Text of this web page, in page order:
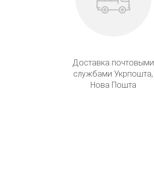
Доставка почтовыми
службами Укрпошта,
Нова Пошта